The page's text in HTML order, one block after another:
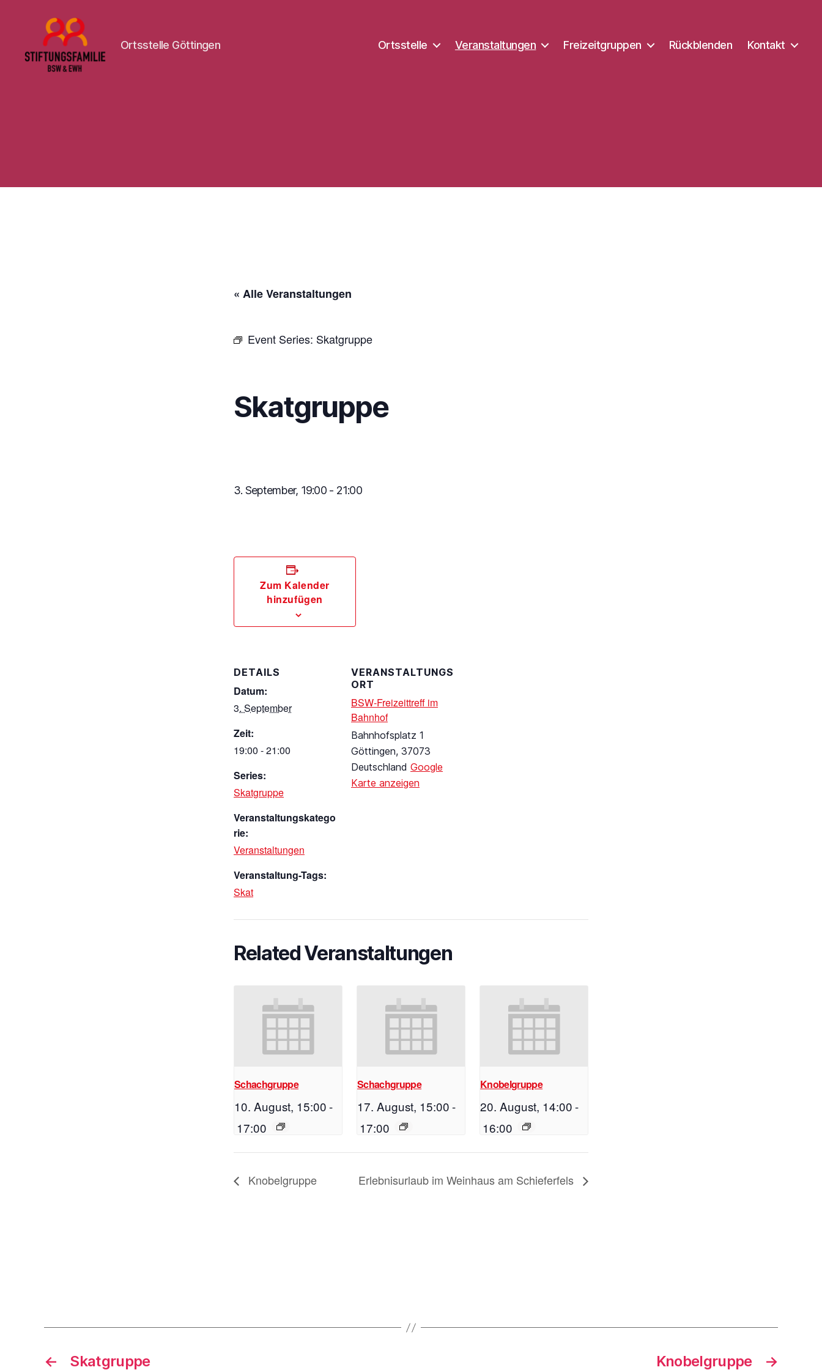
Ortsstelle Göttingen Ortsstelle Veranstaltungen Freizeitgruppen Rückblenden Kontakt
« Alle Veranstaltungen
Event Series: Skatgruppe
Skatgruppe
3. September, 19:00- 21:00
Zum Kalender
hinzufügen
DETAILS
Datum:
3. September
Zeit:
19:00 - 21:00
Series:
Skatgruppe
Veranstaltungskatego
rie:
Veranstaltungen
Veranstaltung-Tags:
Skat
VERANSTALTUNGS
ORT
BSW-Freizeittreff im
Bahnhof
Bahnhofsplatz 1
Göttingen, 37073
Deutschland Google
Karte anzeigen
Related Veranstaltungen
Schachgruppe
10. August, 15:00-
17:00
Schachgruppe
17. August, 15:00-
17:00
Knobelgruppe
20. August, 14:00-
16:00
Knobelgruppe Erlebnisurlaub im Weinhaus am Schieferfels
← Skatgruppe →
Knobelgruppe